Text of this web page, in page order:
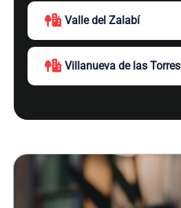
Valle del Zalabí
Villanueva de las Torres